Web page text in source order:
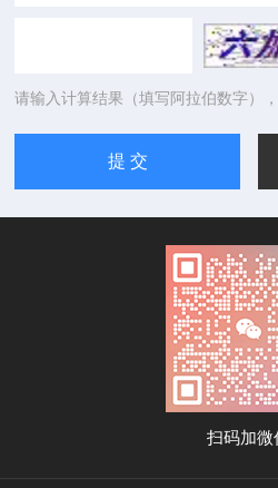
请输入计算结果（填写阿拉伯数字）
扫码加微